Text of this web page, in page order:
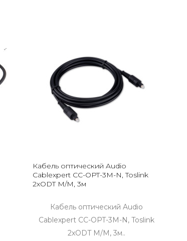
Кабель оптический Audio
Cablexpert CC-OPT-3M-N, Toslink
2xODT M/M, 3м
Кабель оптический Audio
Cablexpert CC-OPT-3M-N, Toslink
2xODT M/M, 3м..